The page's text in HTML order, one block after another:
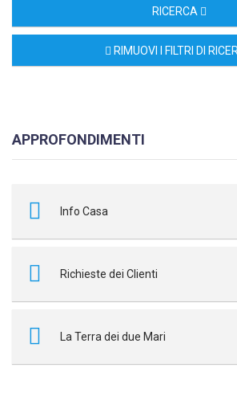
RICERCA
RIMUOVI I FILTRI DI
APPROFONDIMENTI
Info Casa
Richieste dei Clienti
La Terra dei due Mari